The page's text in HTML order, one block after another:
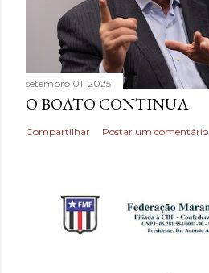
setembro 01, 2025
O BOATO CONTINUA
Compartilhar Postar um comentário